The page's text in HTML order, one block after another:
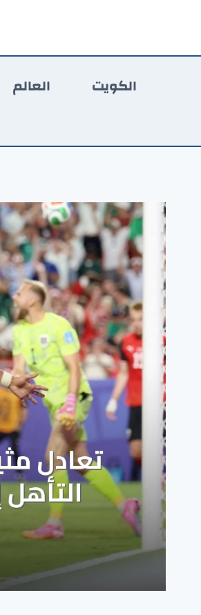
المحتوى
الكويت العالم